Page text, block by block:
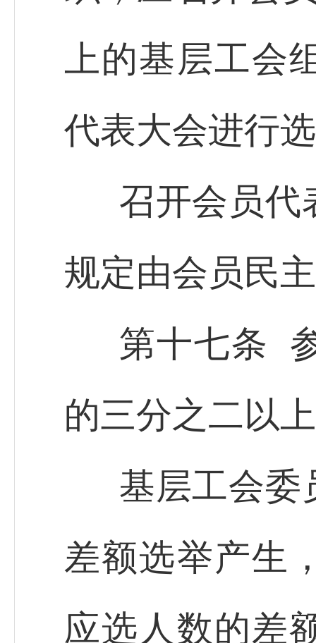
上的基层工会
代表大会进行
召开会员代
规定由会员民
第十七条
的三分之二以
基层工会委
差额选举产生
应选人数的差